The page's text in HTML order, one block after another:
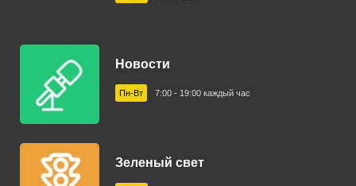
Новости
Пн-Вт 7:00 - 19:00 каждый час
Зеленый свет